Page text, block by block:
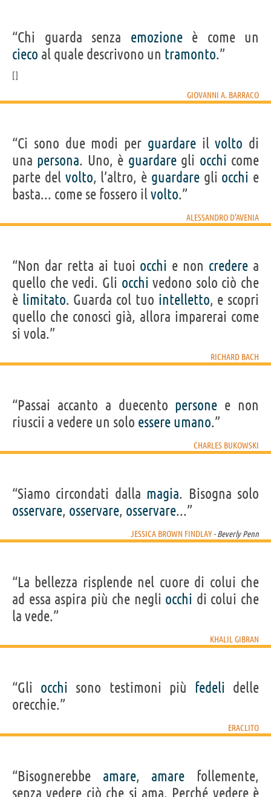
“Chi guarda senza emozioneè come un
cieco al quale descrivono un tramonto.”
GIOVANNI A. BARRACO
“Ci sono due modi per guardareilvolto di
una persona. Uno, è guardaregli occhi come
parte del volto, l’altro, è guardaregli occhi e
basta... come se fossero ilvolto.”
ALESSANDRO D'AVENIA
“Non dar retta ai tuoi occhi e non credere a
quello che vedi. Gli occhi vedono solo ciò che
è limitato. Guarda col tuo intelletto, e scopri
quello che conosci già, allora imparerai come
si vola.”
RICHARD BACH
“Passai accanto a duecento persone e non
riuscii a vedere un solo essere umano.”
CHARLES BUKOWSKI
“Siamo circondati dalla magia. Bisogna solo
osservare, osservare, osservare...”
JESSICA BROWN FINDLAY - Beverly Penn
“La bellezza risplende nel cuore di colui che
ad essa aspira più che negli occhi di colui che
la vede.”
KHALIL GIBRAN
“Gli occhi sono testimoni più fedeli delle
orecchie.”
ERACLITO
“Bisognerebbe amare, amare follemente,
senza vedere ciò che si ama. Perché vedere è